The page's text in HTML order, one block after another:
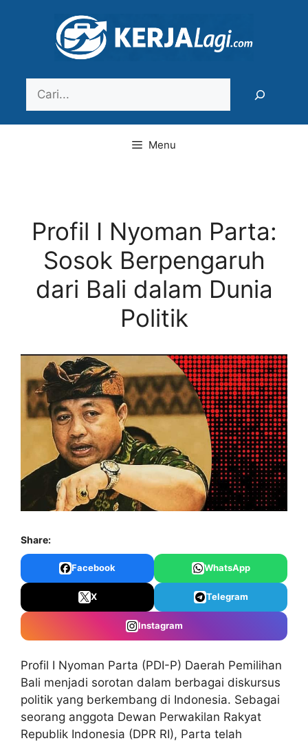
Menu
Profil I Nyoman Parta:
Sosok Berpengaruh
dari Bali dalam Dunia
Politik
Share:
Facebook WhatsApp
X Telegram
Instagram
Profil I Nyoman Parta (PDI-P) Daerah Pemilihan
Bali menjadi sorotan dalam berbagai diskursus
politik yang berkembang di Indonesia. Sebagai
seorang anggota Dewan Perwakilan Rakyat
Republik Indonesia (DPR RI), Parta telah